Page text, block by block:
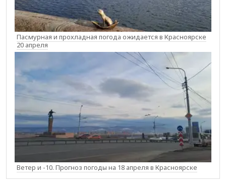
Пасмурная и прохладная погода ожидается в Красноярске
20 апреля
Ветер и -10. Прогноз погоды на 18 апреля в Красноярске